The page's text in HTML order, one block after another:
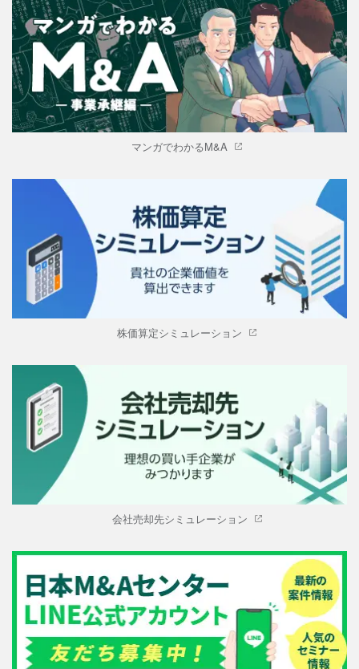
マンガでわかるM&A
株価算定シミュレーション
会社売却先シミュレーション